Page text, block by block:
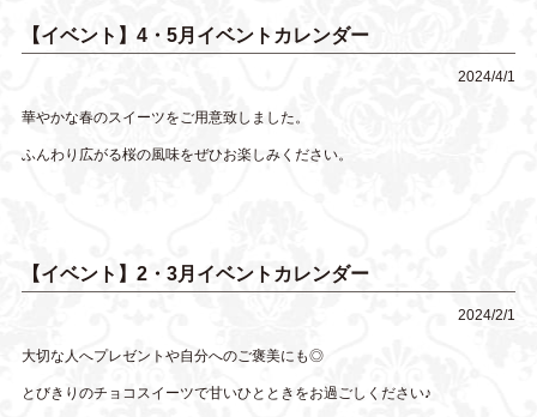
【イベント】4・5月イベントカレンダー
2024/4/1
華やかな春のスイーツをご用意致しました。
ふんわり広がる桜の風味をぜひお楽しみください。
【イベント】2・3月イベントカレンダー
2024/2/1
大切な人へプレゼントや自分へのご褒美にも◎
とびきりのチョコスイーツで甘いひとときをお過ごしください♪